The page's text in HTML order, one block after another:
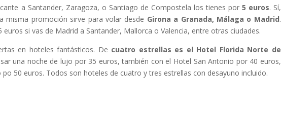
a Santander, Zaragoza, o Santiago de Compostela los tienes por 5 euros. Sí,
misma promoción sirve para volar desde Girona a Granada, Málaga o Madrid.
si vas de Madrid a Santander, Mallorca o Valencia, entre otras ciudades.
en hoteles fantásticos. De cuatro estrellas es el Hotel Florida Norte de
una noche de lujo por 35 euros, también con el Hotel San Antonio por 40 euros,
50 euros. Todos son hoteles de cuatro y tres estrellas con desayuno incluido.